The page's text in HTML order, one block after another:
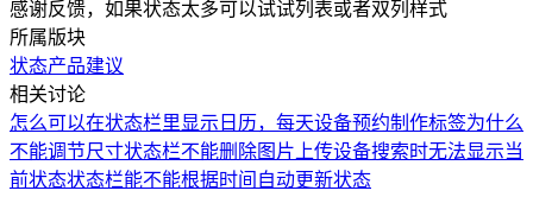
感谢反馈，如果状态太多可以试试列表或者双列样式
所属版块
状态产品建议
相关讨论
怎么可以在状态栏里显示日历，每天设备预约制作标签为什么
不能调节尺寸状态栏不能删除图片上传设备搜索时无法显示当
前状态状态栏能不能根据时间自动更新状态